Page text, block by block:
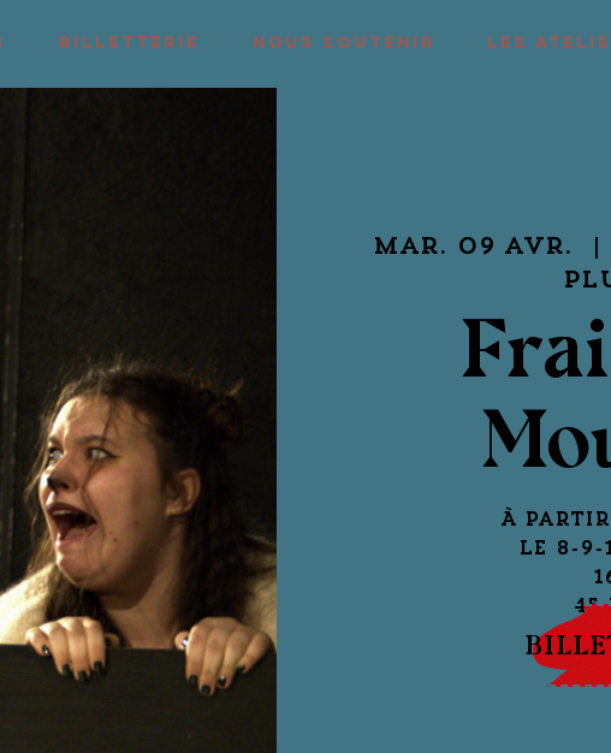
BILLETTERIE NOUS SOUTENIR LES
mar. 09 avr.
À partir
Le 8-
45